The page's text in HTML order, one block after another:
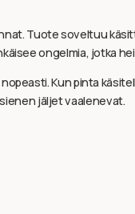
Tuote soveltuu
ongelmia, jotka
Kun pinta
jäljet vaalenevat.